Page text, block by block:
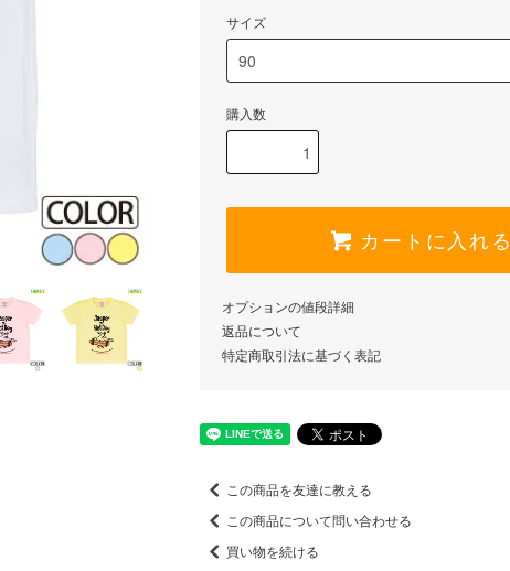
サイズ
購入数
カートに入れる
オプションの値段詳細
返品について
特定商取引法に基づく表記
この商品を友達に教える
この商品について問い合わせる
買い物を続ける